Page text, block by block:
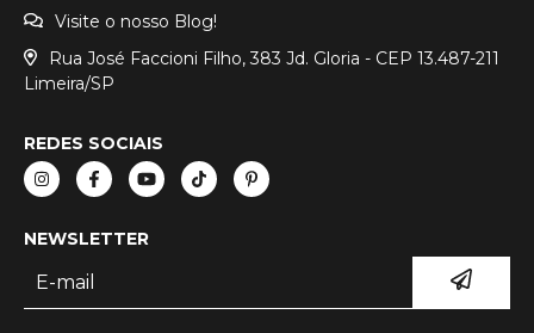
Visite o nosso Blog!
Rua José Faccioni Filho, 383 Jd. Gloria - CEP 13.487-211
Limeira/SP
REDES SOCIAIS
NEWSLETTER